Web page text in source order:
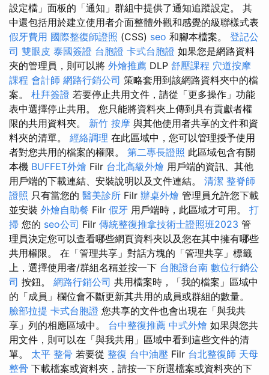
設定檔」面板的「通知」群組中提供了通知追蹤設定。 其
中還包括用於建立使用者介面整體外觀和感覺的級聯樣式表
假牙費用 國際整復師證照 (CSS) seo 和腳本檔案。 登記公
司 雙眼皮 泰國簽證 台胞證 卡式台胞證 如果您是網路資料
夾的管理員，則可以將 外燴推薦 DLP 舒壓課程 穴道按摩
課程 會計師 網路行銷公司 策略套用到該網路資料夾中的檔
案。 杜拜簽證 若要停止共用文件，請從「更多操作」功能
表中選擇停止共用。 您只能將資料夾上傳到具有貢獻者權
限的共用資料夾。 新竹 按摩 與其他使用者共享的文件和資
料夾的清單。 經絡調理 在此區域中，您可以管理授予使用
者對您共用的檔案的權限。 第二專長證照 此區域包含有關
本機 BUFFET外燴 Filr 台北高級外燴 用戶端的資訊、其他
用戶端的下載連結、安裝說明以及文件連結。 清潔 整脊師
證照 只有當您的 醫美診所 Filr 辦桌外燴 管理員允許您下載
並安裝 外燴自助餐 Filr 假牙 用戶端時，此區域才可用。 打
掃 您的 seo公司 Filr 傳統整復推拿技術士證照班2023 管
理員決定您可以查看哪些網頁資料夾以及您在其中擁有哪些
共用權限。 在「管理共享」對話方塊的「管理共享」標籤
上，選擇使用者/群組名稱並按一下 台胞證台南 數位行銷公
司 按鈕。 網路行銷公司 共用檔案時，「我的檔案」區域中
的「成員」欄位會不斷更新其共用的成員或群組的數量。
臉部拉提 卡式台胞證 您共享的文件也會出現在「與我共
享」列的相應區域中。 台中整復推薦 中式外燴 如果與您共
用文件，則可以在「與我共用」區域中看到這些文件的清
單。 太平 整骨 若要從 整復 台中油壓 Filr 台北整復師 天母
整骨 下載檔案或資料夾，請按一下所選檔案或資料夾的下